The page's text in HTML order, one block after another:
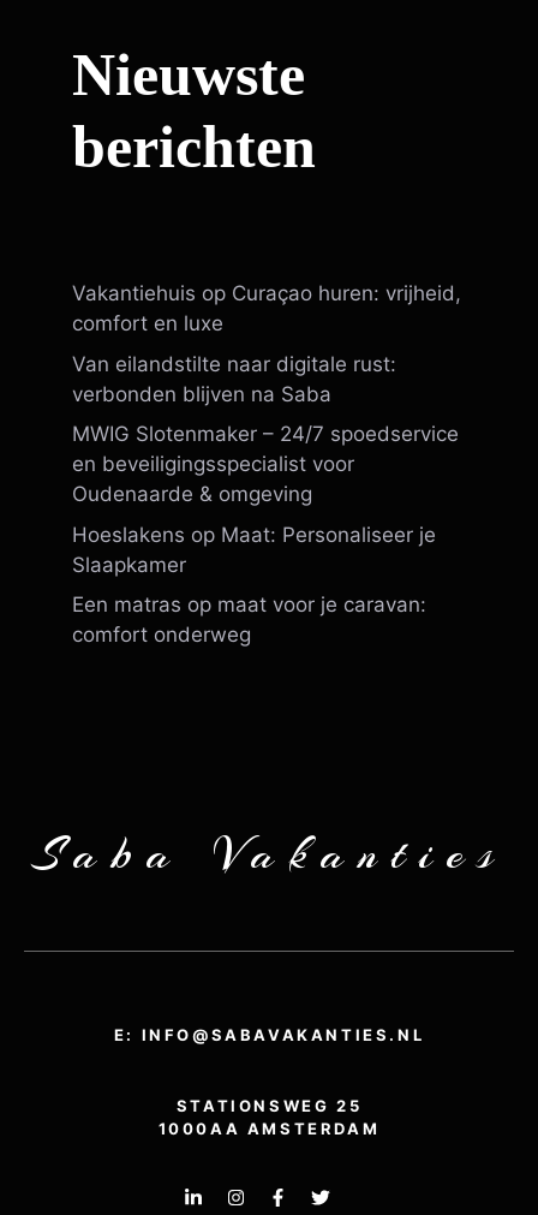
Nieuwste
berichten
Vakantiehuis op Curaçao huren: vrijheid,
comfort en luxe
Van eilandstilte naar digitale rust:
verbonden blijven na Saba
MWIG Slotenmaker – 24/7 spoedservice
en beveiligingsspecialist voor
Oudenaarde & omgeving
Hoeslakens op Maat: Personaliseer je
Slaapkamer
Een matras op maat voor je caravan:
comfort onderweg
Saba Vakanties
E: INFO@SABAVAKANTIES.NL
STATIONSWEG 25
1000AA AMSTERDAM